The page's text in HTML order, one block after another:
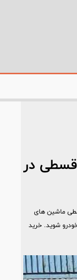
قسطی در
ماشین های
شوید. خرید